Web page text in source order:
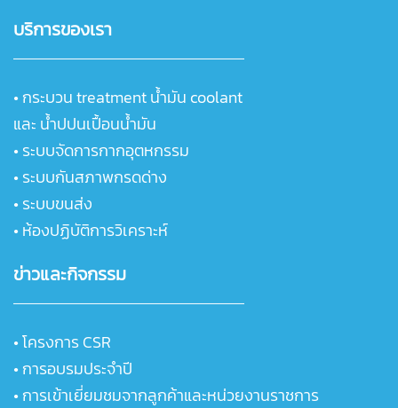
บริการของเรา
• กระบวน treatment น้ำมัน coolant
และ น้ำปปนเปื้อนน้ำมัน
• ระบบจัดการกากอุตหกรรม
• ระบบกันสภาพกรดด่าง
• ระบบขนส่ง
• ห้องปฏิบัติการวิเคราะห์
ข่าวและกิจกรรม
•โครงการ CSR
• การอบรมประจำปี
• การเข้าเยี่ยมชมจากลูกค้าและหน่วยงานราชการ